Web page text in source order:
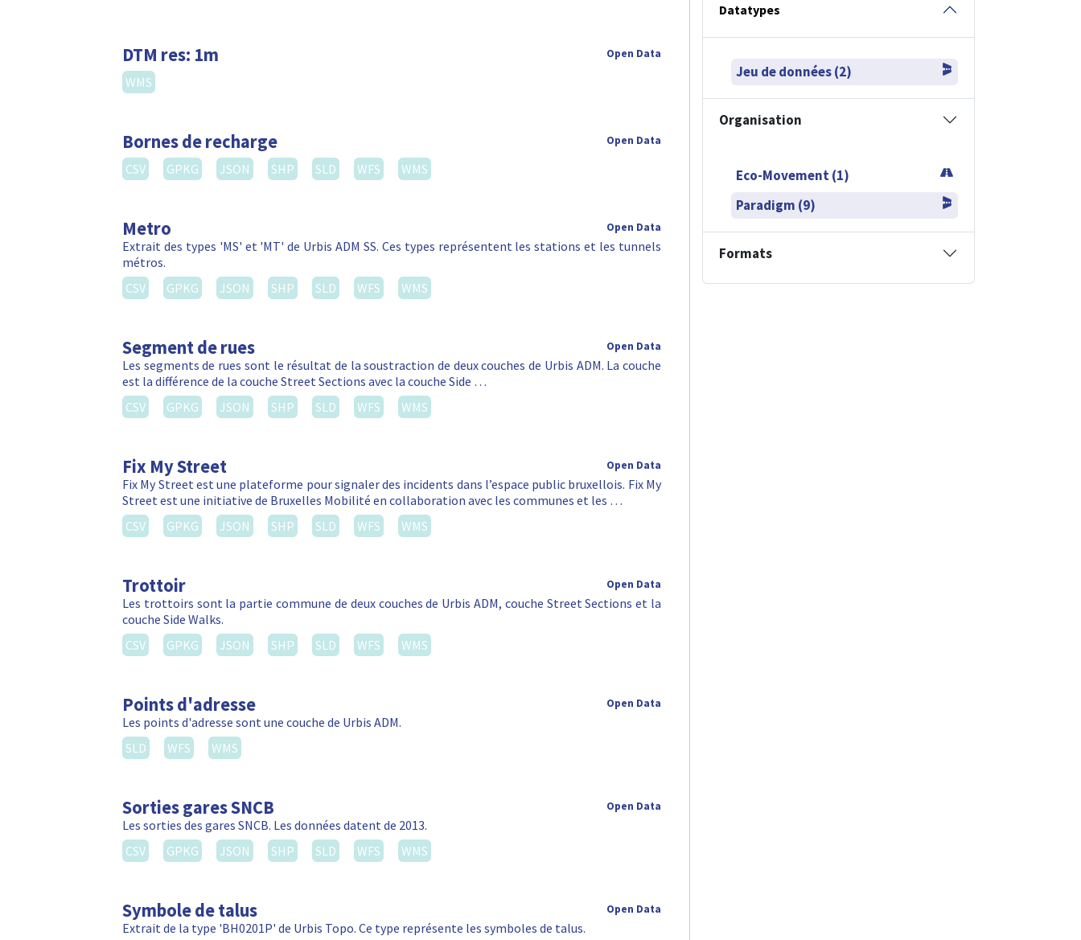
DTM res: 1m Open Data
WMS
Bornes de recharge Open Data
CSV GPKG JSON SHP SLD WFS WMS
Metro Open Data
Extrait des types 'MS' et 'MT' de Urbis ADM SS. Ces types représentent les stations et les tunnels
métros.
CSV
GPKG JSON SHP SLD WFS WMS
Segment de rues Open Data
Les segments de rues sont le résultat de la soustraction de deux couches de Urbis ADM. La couche
est la différence de la couche Street Sections avec la couche Side …
CSV
GPKG JSON SHP SLD WFS WMS
Fix My Street Open Data
Fix My Street est une plateforme pour signaler des incidents dans l’espace public bruxellois. Fix My
Street est une initiative de Bruxelles Mobilité en collaboration avec les communes et les …
CSV
GPKG JSON SHP SLD WFS WMS
Trottoir Open Data
Les trottoirs sont la partie commune de deux couches de Urbis ADM, couche Street Sections et la
couche Side Walks.
CSV
GPKG JSON SHP SLD WFS WMS
Points d'adresse Open Data
Les points d'adresse sont une couche de Urbis ADM.
SLD
WFS WMS
Sorties gares SNCB Open Data
Les sorties des gares SNCB. Les données datent de 2013.
CSV
GPKG JSON SHP SLD WFS WMS
Symbole de talus Open Data
Extrait de la type 'BH0201P' de Urbis Topo. Ce type représente les symboles de talus.
Datatypes
Jeu de données (2)
Organisation
Eco-Movement (1)
Paradigm (9)
Formats